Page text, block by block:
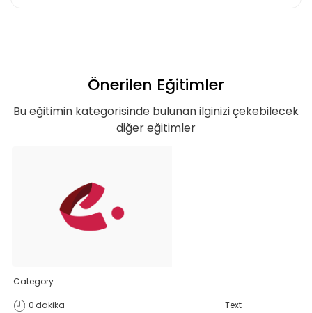
Önerilen Eğitimler
Bu eğitimin kategorisinde bulunan ilginizi çekebilecek
diğer eğitimler
Category
0 dakika Text